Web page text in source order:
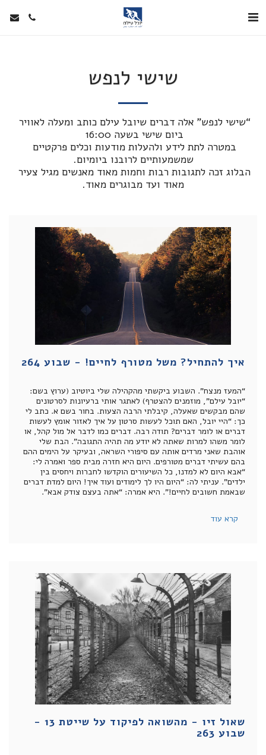
שישי לנפש
מאוד ועד מבוגרים מאוד.
איך להתחיל? משל מטורף לחיים! - שבוע 264
“המעז מנצח”. השבוע ביקשתי מהקהילה שלי ביוטיוב (ערוץ בשם:
“יובל עילם”, מוזמנים להצטרף) לאתגר אותי ברעיונות לסרטונים
שהם מבקשים שאעלה, קיבלתי הרבה הצעות. בחור בשם א. כתב לי
כך: “היי יובל, האם תוכל לעשות סרטון על איך לאזור אומץ לעשות
דברים או לומר דברים? תודה רבה. דברים כמו לדבר אל מול קהל, או
לומר משהו למרות שאתה לא יודע מה תהיה התגובה”. הבת שלי
אוהבת שאני מרדים אותה עם סיפורי השראה, ובעיקר על הימים ההם
בהם עשיתי דברים מטורפים. היום היא חזרה מבית ספר ואמרה לי:
“אבא היום לא למדנו, כל השיעורים הוקדשו לחברות ויחסים בין
ילדים”. עניתי לה: “היום היו לך לימודים ועוד איך! היום למדת דברים
שבאמת חשובים לחיים!”. היא אמרה: “אתה בעצם צודק אבא”.
קרא עוד
שאול זיו - מהשואה לפיקוד על שייטת 13 -
שבוע 263